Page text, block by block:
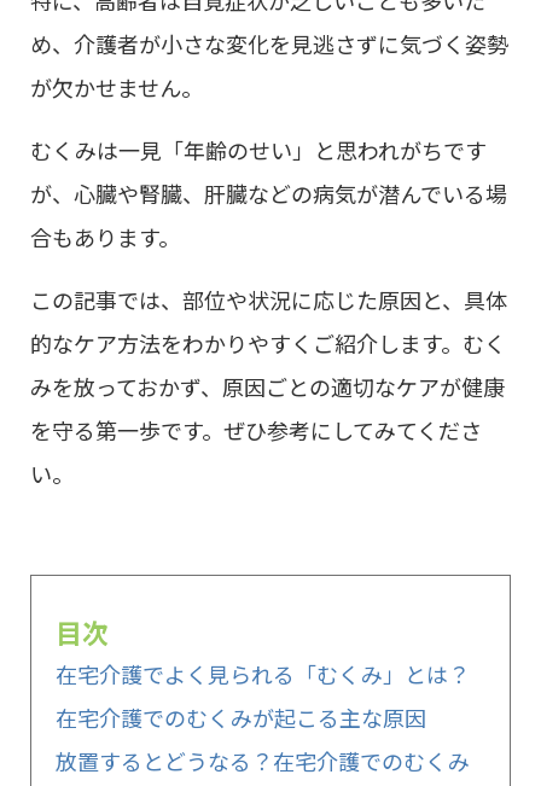
め、介護者が小さな変化を見逃さずに気づく姿勢
が欠かせません。
むくみは一見「年齢のせい」と思われがちです
が、心臓や腎臓、肝臓などの病気が潜んでいる場
合もあります。
この記事では、部位や状況に応じた原因と、具体
的なケア方法をわかりやすくご紹介します。むく
みを放っておかず、原因ごとの適切なケアが健康
を守る第一歩です。ぜひ参考にしてみてくださ
い。
目次
在宅介護でよく見られる「むくみ」とは？
在宅介護でのむくみが起こる主な原因
放置するとどうなる？在宅介護でのむくみ